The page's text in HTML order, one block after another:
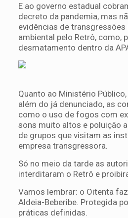
E ao governo estadual
decreto da pandemia, mas
evidências de transgressões
ambiental pelo Retrô, como,
desmatamento dentro da
Quanto ao Ministério
além do já denunciado, as
como o uso de fogos com
sons muito altos e poluição
de grupos que visitam as
empresa transgressora.
Só no meio da tarde as
interditaram o Retrô e
Vamos lembrar: o Oitenta
Aldeia-Beberibe. Protegida
práticas definidas.